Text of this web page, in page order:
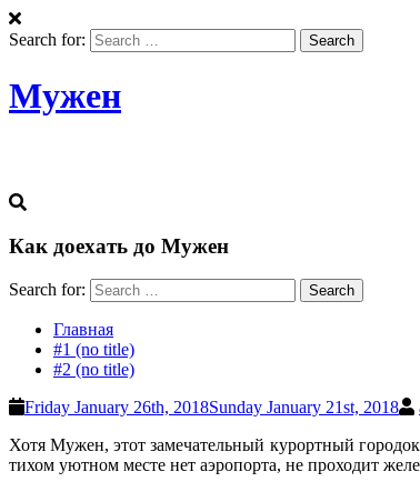
Search for:
Мужен
Как доехать до Мужен
Search for:
Главная
#1 (no title)
#2 (no title)
Friday January 26th, 2018Sunday January 21st, 2018
Хотя Мужен, этот замечательный курортный
тихом уютном месте нет аэропорта, не проходит